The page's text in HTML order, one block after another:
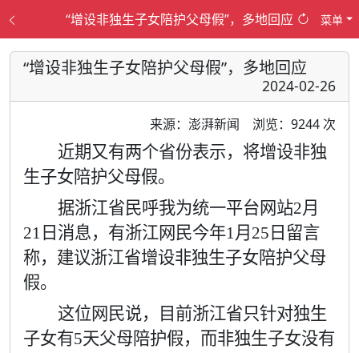
“增设非独生子女陪护父母假”，多地回应 菜单
“增设非独生子女陪护父母假”，多地回应
2024-02-26
来源：澎湃新闻 浏览：9244 次
近期又有两个省份表示，将增设非独
生子女陪护父母假。
据浙江省民呼我为统一平台网站2月
21 日消息，有浙江网民今年1月 25 日留言
称，建议浙江省增设非独生子女陪护父母
假。
这位网民说，目前浙江省只针对独生
子女有5天父母陪护假，而非独生子女没有